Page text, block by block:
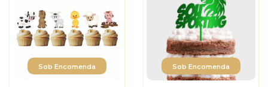
Sob Encomenda Sob Encomenda